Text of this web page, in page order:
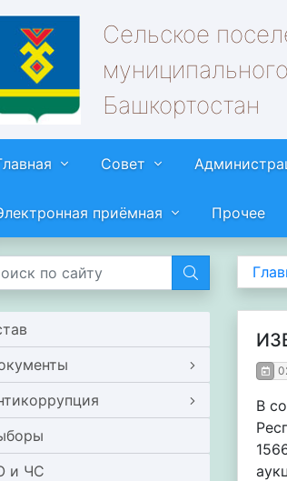
Сельское
Башкортостан
Совет
приёмная Прочее
и ЧС
В